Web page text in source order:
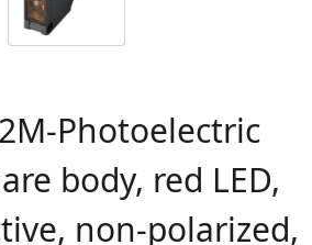
2M-Photoelectric
body, red LED,
non-polarized,